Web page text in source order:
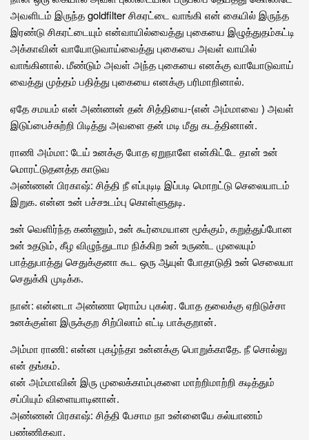
அவளிடம் இருந்த goldfilter சிகரட்டை வாங்கி என் கையில் இருந்த
இரண்டு சிகரட்டையும் என்வாயில்வைத்து புகையை இழுத்துதம்கட்டி
அக்காவின் வாயோடுவாய்வைத்து புகையை அவள் வாயில்
வாங்கினால். மீண்டும் அவள் அந்த புகையை எனக்கு வாயோடுவாய்
வைத்து முத்தம் பதித்து புகையை எனக்கு பரிமாறினால்.
ஏதே சமயம் என் அண்ணன் தன் சித்தியை-(என் அம்மாவை ) அவள்
இடுப்பைச்சுற்றி பிடித்து அவளை தன் மடி மீது கடத்தினான்.
ராணி அம்மா: டேய் உனக்கு போத ஏறுநாளே என்கிட்டே தான் உன்
மொரட்டுதனத்த காடுவ
அண்ணன் பிரகாஷ்: சித்தி நீ எப்புடிடி இப்படி மொறட்டு செலையாடம்
இறுக. என்ன உன் பச்சஉடம்பு கொள்ளுதுடி.
உன் வெளிர்ந்த கண்ணும், உன் கூர்மையான மூக்கும், கறுத்துப்போன
உன் உதடும், கீழ விழுந்துடாம நிக்கிற உன் உருண்ட முலையும்
பாத்துபாத்து செதுக்குனா கூட ஒரு ஆயுள் போதாடுதி உன் செலையா
செதுக்கி முடிக்க.
நான்: என்னடா அண்ணா ரொம்ப புகல்ர. போத தலைக்கு ஏறிடுச்சா
உனக்குள்ள இருக்குற சிற்பிலாம் எட்டி பாக்குறான்.
அம்மா ராணி: என்ன புகழ்ந்தா உன்னக்கு பொறுக்காதே. நீ சொல்லு
என் தங்கம்.
என் அம்மாவின் இரு முலைக்காம்புகளை மாற்றிமாற்றி கடித்தும்
சப்பியும் விளையாடினான்.
அண்ணன் பிரகாஷ்: சித்தி பேசாம நா உன்னையே கல்யாணம்
பண்ணிகவா.